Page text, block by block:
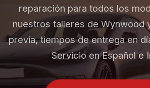
reparación para todos los
nuestros talleres de Wynwood
previa, tiempos de entrega en
Servicio en Español e